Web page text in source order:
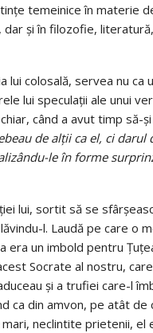
temeinice în materie
și în filozofie,
colosală, servea nu ca
lui speculații ale unui
când a avut timp să-
de alții ca el, ci darul
le în forme
lui, sortit să se
l. Laudă pe care o
era un imbold pentru
Socrate al nostru,
și a trufiei care-l
ca din amvon, pe atât de
mari, neclintite prietenii,